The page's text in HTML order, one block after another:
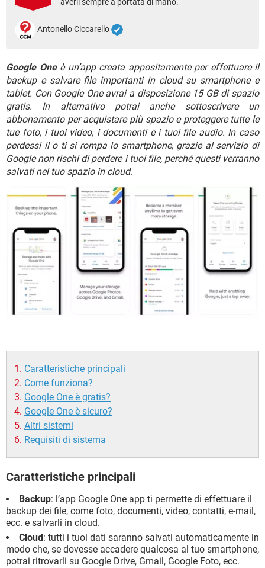
TIKTOK FACEBOOK
HARDWARE
Antonello Ciccarello
Google Oneè un’app creata appositamente per effettuare il
backup e salvare file importanti in cloud su smartphone e
tablet. Con Google One avrai a disposizione 15 GB di spazio
gratis. In alternativo potrai anche sottoscrivere un
abbonamento per acquistare più spazio e proteggere tutte le
tue foto, i tuoi video, i documenti e i tuoi file audio. In caso
perdessi il o ti si rompa lo smartphone, grazie al servizio di
Google non rischi di perdere i tuoi file, perché questi verranno
salvati nel tuo spazio in cloud.
Caratteristiche principali
Come funziona?
Google One è gratis?
Google One è sicuro?
Altri sistemi
Requisiti di sistema
Caratteristiche principali
Backup: l’app Google One app ti permette di effettuare il
backup dei file, come foto, documenti, video, contatti, e-mail,
ecc. e salvarli in cloud.
Cloud : tutti i tuoi dati saranno salvati automaticamente in
modo che, se dovesse accadere qualcosa al tuo smartphone,
potrai ritrovarli su Google Drive, Gmail, Google Foto, ecc.